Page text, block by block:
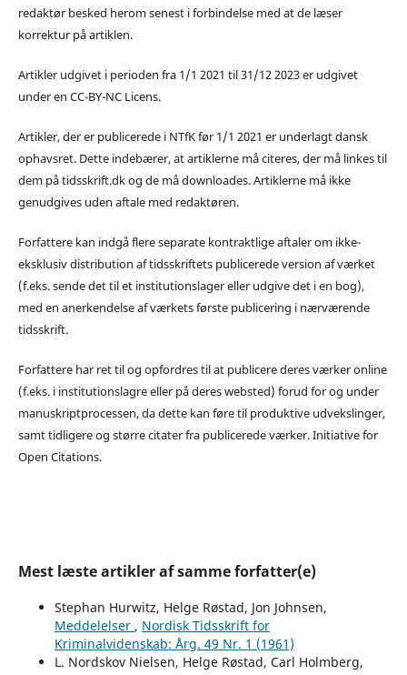
redaktør besked herom senest i forbindelse med at de læser
korrektur på artiklen.
Artikler udgivet i perioden fra 1/1 2021 til 31/12 2023 er udgivet
under en CC-BY-NC Licens.
Artikler, der er publicerede i NTfK før 1/1 2021 er underlagt dansk
ophavsret. Dette indebærer, at artiklerne må citeres, der må linkes til
dem på tidsskrift.dk og de må downloades. Artiklerne må ikke
genudgives uden aftale med redaktøren.
Forfattere kan indgå flere separate kontraktlige aftaler om ikke-
eksklusiv distribution af tidsskriftets publicerede version af værket
(f.eks. sende det til et institutionslager eller udgive det i en bog),
med en anerkendelse af værkets første publicering i nærværende
tidsskrift.
Forfattere har ret til og opfordres til at publicere deres værker online
(f.eks. i institutionslagre eller på deres websted) forud for og under
manuskriptprocessen, da dette kan føre til produktive udvekslinger,
samt tidligere og større citater fra publicerede værker. Initiative for
Open Citations.
Mest læste artikler af samme forfatter(e)
Stephan Hurwitz, Helge Røstad, Jon Johnsen,
Meddelelser , Nordisk Tidsskrift for
Kriminalvidenskab: Årg. 49 Nr. 1 (1961)
L. Nordskov Nielsen, Helge Røstad, Carl Holmberg,